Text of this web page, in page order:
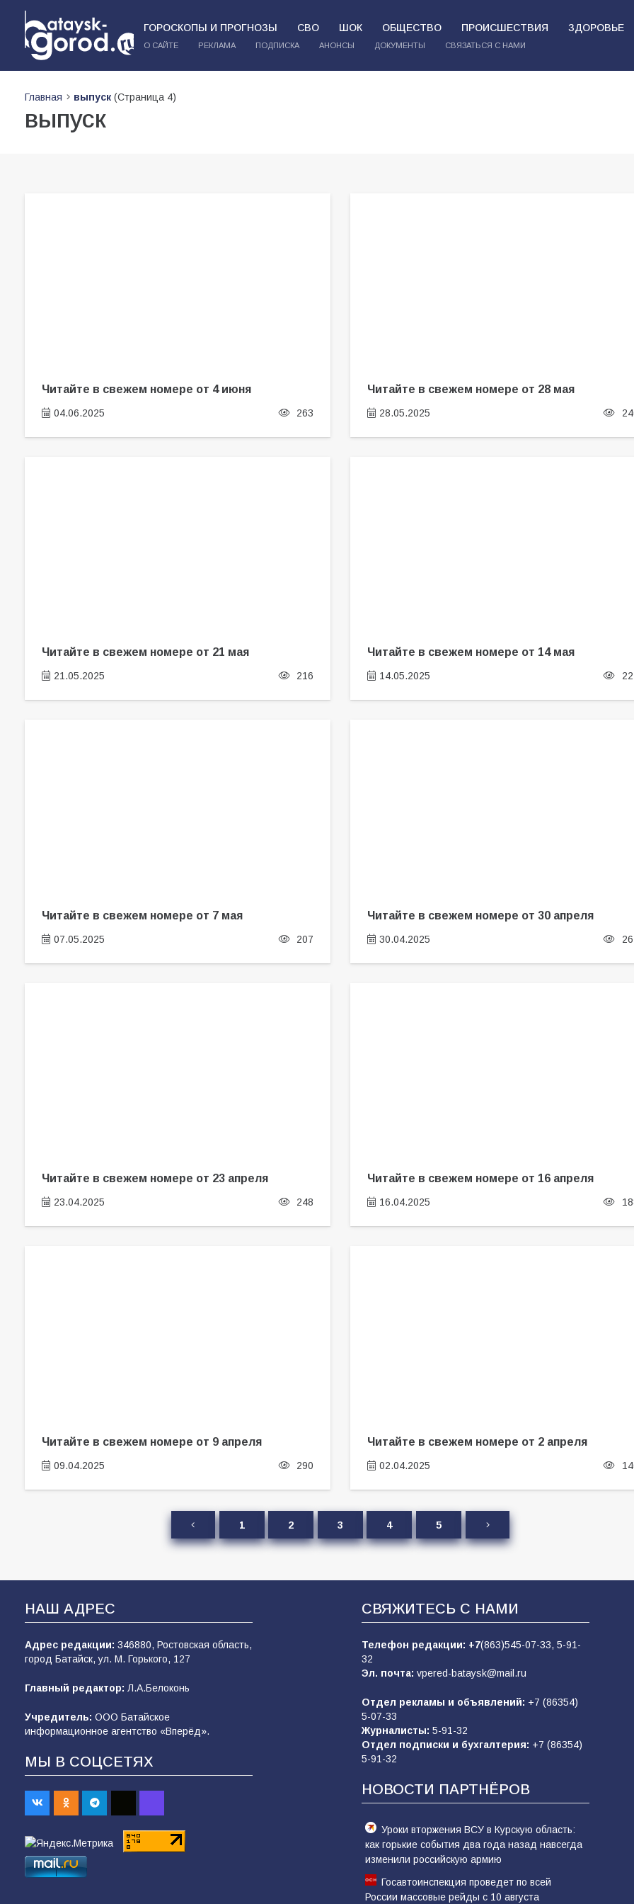
ГОРОСКОПЫ И ПРОГНОЗЫ СВО ШОК ОБЩЕСТВО ПРОИСШЕСТВИЯ ЗДОРОВЬЕ
О САЙТЕ РЕКЛАМА ПОДПИСКА АНОНСЫ ДОКУМЕНТЫ СВЯЗАТЬСЯ С НАМИ
Главная выпуск (Страница 4)
выпуск
Читайте в свежем номере от 4 июня
04.06.2025 263
Читайте в свежем номере от 28 мая
28.05.2025
Читайте в свежем номере от 21 мая
21.05.2025 216
Читайте в свежем номере от 14 мая
14.05.2025
Читайте в свежем номере от 7 мая
07.05.2025 207
Читайте в свежем номере от 30 апреля
30.04.2025
Читайте в свежем номере от 23 апреля
23.04.2025 248
Читайте в свежем номере от 16 апреля
16.04.2025
Читайте в свежем номере от 9 апреля
09.04.2025 290
Читайте в свежем номере от 2 апреля
02.04.2025
1 2 3 4 5
НАШ АДРЕС
Адрес редакции: 346880, Ростовская область,
город Батайск, ул. М. Горького, 127
Главный редактор: Л.А.Белоконь
Учредитель: ООО Батайское
информационное агентство «Вперёд».
МЫ В СОЦСЕТЯХ
СВЯЖИТЕСЬ С НАМИ
Телефон редакции: +7(863)545-07-33, 5-91-
32
Эл. почта: vpered-bataysk@mail.ru
Отдел рекламы и объявлений: +7 (86354)
5-07-33
Журналисты: 5-91-32
Отдел подписки и бухгалтерия: +7 (86354)
5-91-32
НОВОСТИ ПАРТНЁРОВ
Уроки вторжения ВСУ в Курскую область:
как горькие события два года назад навсегда
изменили российскую армию
Госавтоинспекция проведет по всей
России массовые рейды с 10 августа